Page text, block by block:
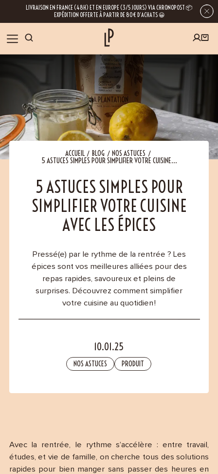
LIVRAISON EN FRANCE (48H) ET EN EUROPE (3/5 JOURS) VIA CHRONOPOST 📦
EXPÉDITION OFFERTE À PARTIR DE 80€ D’ACHATS 😀
NOS ÉPICES
RECETTES
BLOG
À PROPOS
NOUS RENDRE VISITE
Contact
ACCUEIL BLOG NOS ASTUCES
5 ASTUCES SIMPLES POUR SIMPLIFIER VOTRE CUISINE...
5 ASTUCES SIMPLES POUR
SIMPLIFIER VOTRE CUISINE
AVEC LES ÉPICES
Pressé(e) par le rythme de la rentrée ? Les
épices sont vos meilleures alliées pour des
repas rapides, savoureux et pleins de
surprises. Découvrez comment simplifier
votre cuisine au quotidien !
10.01.25
NOS ASTUCES PRODUIT
Avec la rentrée, le rythme s’accélère : entre travail,
études, et vie de famille, on cherche tous des solutions
rapides pour bien manger sans passer des heures en
INSCRIVEZ-VOUS À LA NEWSLETTER
En laissant votre e-mail, vous obtenez l’accès à nos newsletters riches en
conseils, inspirations et informations sur nos dernières nouveautés. Bien sûr, se